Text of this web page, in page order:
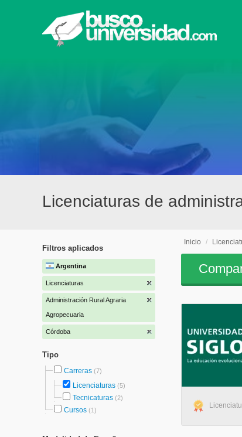
Licenciaturas de
Filtros aplicados
Argentina
Licenciaturas
Administración Rural Agraria
Agropecuaria
Córdoba
Tipo
Carreras (7)
Licenciaturas (5)
Tecnicaturas (2)
Cursos (1)
Inicio /